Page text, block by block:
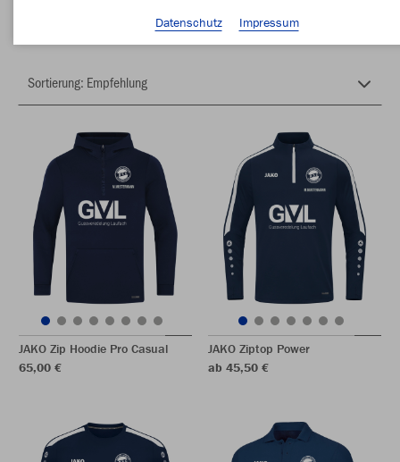
Farbe
JAKO Zip Hoodie Pro Casual
65,00 €
JAKO Ziptop Power
ab 45,50 €
Datenschutz
Impressum